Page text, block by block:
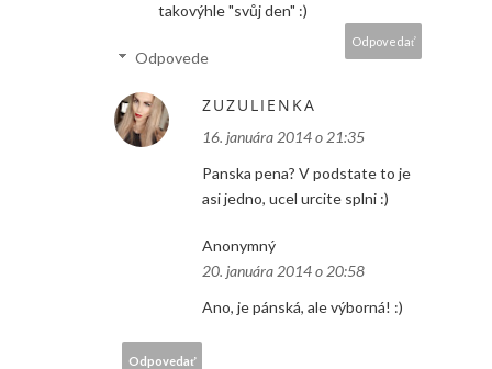
takovýhle "svůj den" :)
Odpovedať
Odpovede
ZUZULIENKA
16. januára 2014 o 21:35
Panska pena? V podstate to je
asi jedno, ucel urcite splni :)
Anonymný
20. januára 2014 o 20:58
Ano, je pánská, ale výborná! :)
Odpovedať